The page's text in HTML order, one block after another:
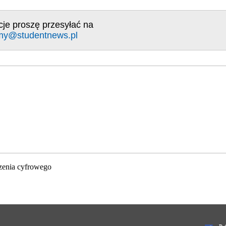
proszę przesyłać na
cyfrowego